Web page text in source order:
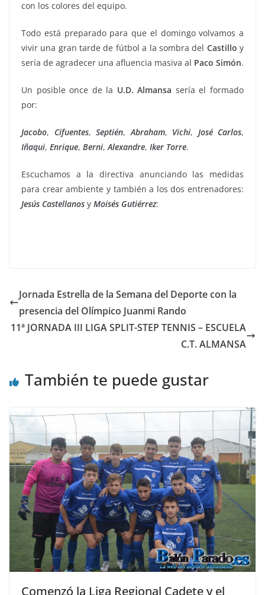
con los colores del equipo.
Todo está preparado para que el domingo volvamos a
vivir una gran tarde de fútbol a la sombra del Castillo y
sería de agradecer una afluencia masiva al Paco Simón.
Un posible once de la U.D. Almansa sería el formado
por:
Jacobo, Cifuentes, Septién,Abraham, Vichi, José Carlos,
Iñaqui, Enrique, Berni,Alexandre, Iker Torre.
Escuchamos a la directiva anunciando las medidas
para crear ambiente y también a los dos entrenadores:
Jesús Castellanos y Moisés Gutiérrez:
Jornada Estrella de la Semana del Deporte con la
presencia del Olímpico Juanmi Rando
11ª JORNADA III LIGA SPLIT-STEP TENNIS – ESCUELA
C.T. ALMANSA
También te puede gustar
Comenzó la Liga Regional Cadete y el